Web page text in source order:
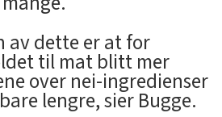
av dette er at for
til mat blitt mer
over nei-ingredienser
lengre, sier Bugge.